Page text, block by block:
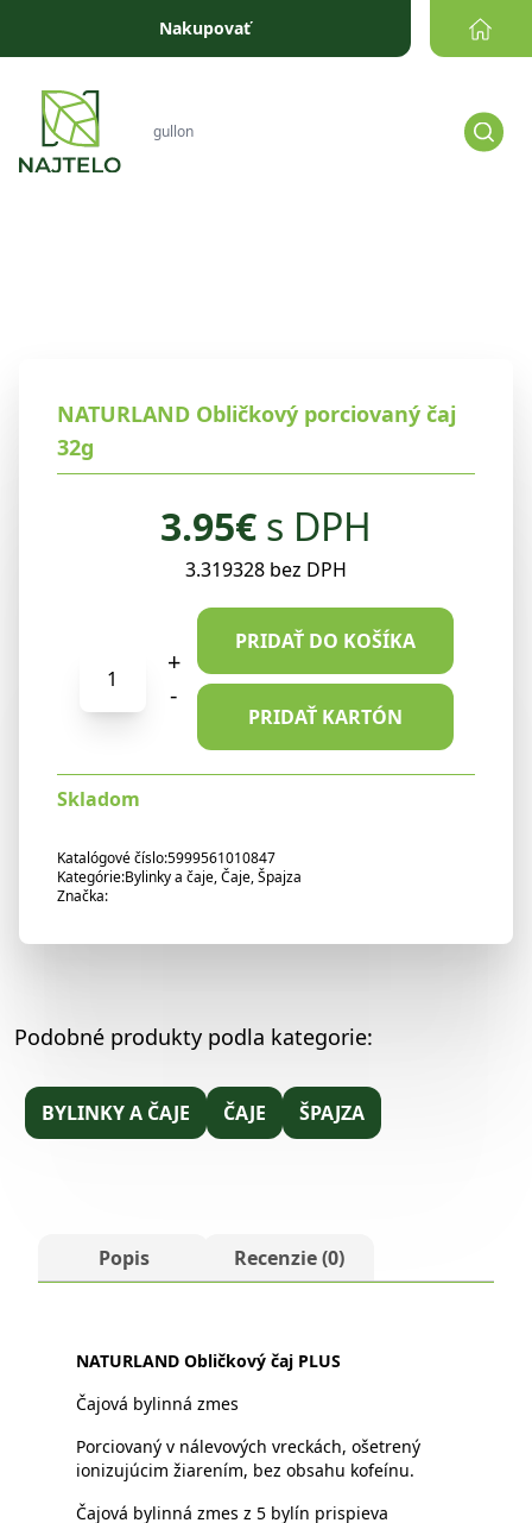
Nakupovať
NATURLAND Obličkový porciovaný čaj
32g
3.95€ s DPH
3.319328 bez DPH
NATURLAND
Obličkový
čaj
32g
+
-
PRIDAŤ DO KOŠÍKA
PRIDAŤ KARTÓN
Skladom
Katalógové číslo:5999561010847
Kategórie:Bylinky a čaje,Čaje,Špajza
Značka:
Podobné produkty podla kategorie:
BYLINKY A ČAJE ČAJE ŠPAJZA
Popis Recenzie (0)
NATURLAND Obličkový čaj PLUS
Čajová bylinná zmes
Porciovaný v nálevových vreckách, ošetrený
ionizujúcim žiarením, bez obsahu kofeínu.
Čajová bylinná zmes z 5 bylín prispieva